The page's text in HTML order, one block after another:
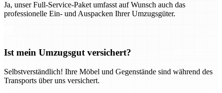
Ja, unser Full-Service-Paket umfasst auf Wunsch auch das
professionelle Ein- und Auspacken Ihrer Umzugsgüter.
Ist mein Umzugsgut versichert?
Selbstverständlich! Ihre Möbel und Gegenstände sind während des
Transports über uns versichert.